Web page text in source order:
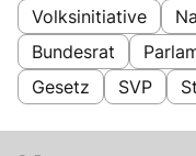
Volksinitiative
Bundesrat
Gesetz
SVP